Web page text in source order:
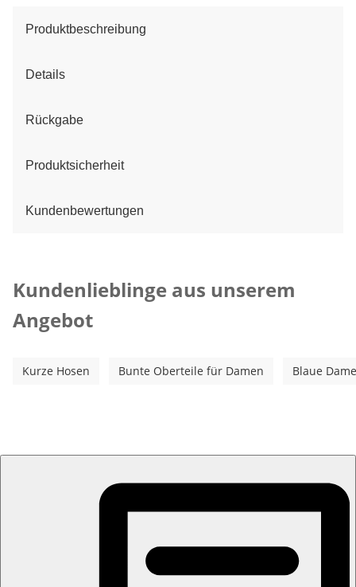
Produktbeschreibung
Details
Rückgabe
Produktsicherheit
Kundenbewertungen
Kundenlieblinge aus unserem
Angebot
Kurze Hosen Bunte Oberteile für Damen Blaue